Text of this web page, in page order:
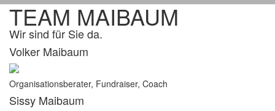
TEAM MAIBAUM
Wir sind für Sie da.
Volker Maibaum
Organisationsberater, Fundraiser, Coach
Sissy Maibaum